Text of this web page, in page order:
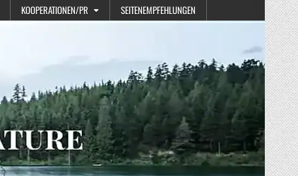
KOOPERATIONEN/PR SEITENEMPFEHLUNGEN